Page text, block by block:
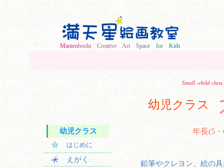
Mantenboshi Creative Art Space for Kids
幼児クラス
はじめに
えがく
Small -child
幼児クラス
年長(5
鉛筆やクレヨン、絵の